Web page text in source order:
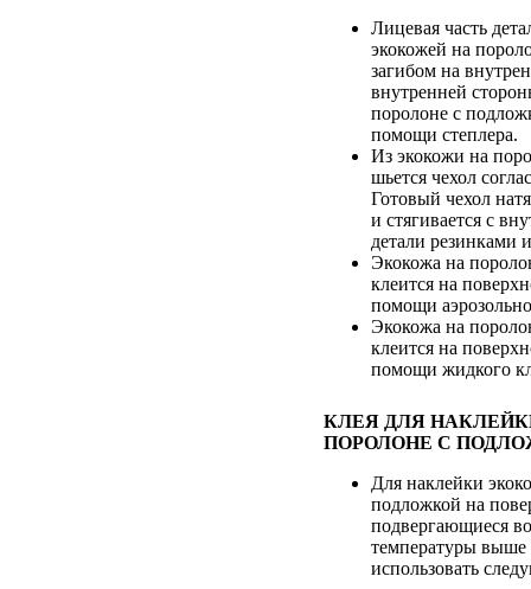
Лицевая часть
экокожей на
загибом на
внутренней
поролоне с
помощи степлера.
Из экокожи на
шьется чехол
Готовый чехол
и стягивается с
детали резинками
Экокожа на
клеится на
помощи
Экокожа на
клеится на
помощи жидкого
КЛЕЯ ДЛЯ
ПОРОЛОНЕ С
Для наклейки
подложкой на
подвергающиеся
температуры выше
использовать